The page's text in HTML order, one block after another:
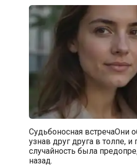
Судьбоносная встречаОни
узнав друг друга в толпе, и
случайность была
назад.